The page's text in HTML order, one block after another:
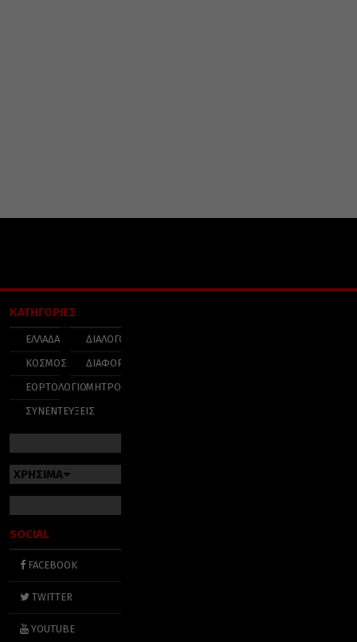
ΚΑΤΗΓΟΡΙΕΣ
ΕΛΛΑΔΑ
ΚΟΣΜΟΣ
ΕΟΡΤΟΛΟΓΙΟ
ΣΥΝΕΝΤΕΥΞΕΙΣ
ΔΙΑΛΟΓΟΣ
ΔΙΑΦΟΡΑ
ΜΗΤΡΟΠΟΛΕΙΣ
ΧΡΗΣΙΜΑ
SOCIAL
FACEBOOK
TWITTER
YOUTUBE